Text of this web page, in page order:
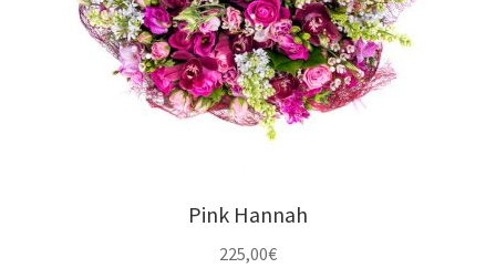
Pink Hannah
225,00€